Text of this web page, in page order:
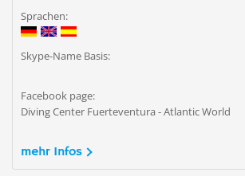
Sprachen:
Skype-Name Basis:
Facebook page:
Diving Center Fuerteventura - Atlantic World
mehr Infos